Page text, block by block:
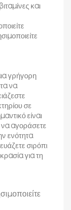
και
γρήγορη
να
σε
είναι
να αγοράσετε
ενότητα
σιρόπι
για τη